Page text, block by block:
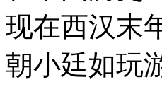
现在西汉末
朝小廷如玩